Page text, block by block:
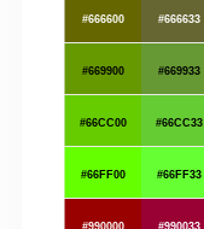
#666600 #666633
#669900 #669933
#66CC00 #66CC33
#66FF00 #66FF33
#990000 #990033